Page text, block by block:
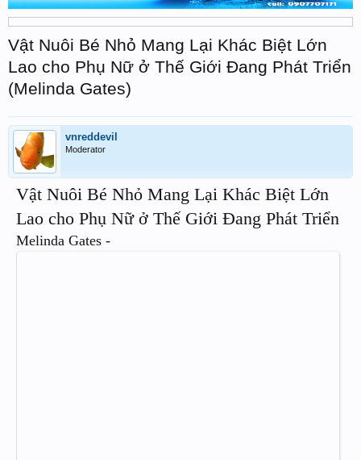
Vật Nuôi Bé Nhỏ Mang Lại Khác Biệt Lớn
Lao cho Phụ Nữ ở Thế Giới Đang Phát Triển
(Melinda Gates)
vnreddevil
Moderator
Vật Nuôi Bé Nhỏ Mang Lại Khác Biệt Lớn
Lao cho Phụ Nữ ở Thế Giới Đang Phát Triển
Melinda Gates -